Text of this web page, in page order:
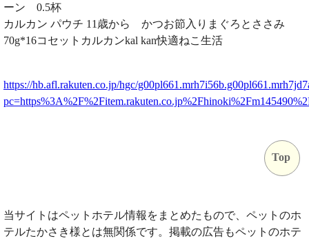
ーン 0.5杯
カルカン パウチ 11歳から かつお節入りまぐろとささみ
70g*16コセットカルカンkal kan快適ねこ生活
https://hb.afl.rakuten.co.jp/hgc/
Top
当サイトはペットホテル情報をまとめたもので、ペットのホ
テルたかさき様とは無関係です。掲載の広告もペットのホテ